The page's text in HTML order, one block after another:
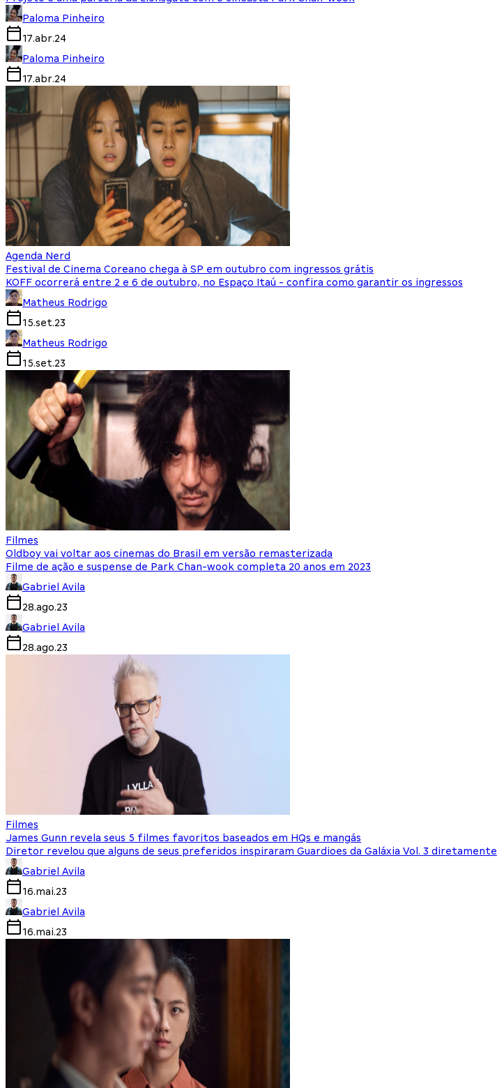
Paloma Pinheiro
17.abr.24
Paloma Pinheiro
17.abr.24
Agenda Nerd
Festival de Cinema Coreano chega à SP em outubro com ingressos grátis
KOFF ocorrerá entre 2 e 6 de outubro, no Espaço Itaú - confira como garantir os ingressos
Matheus Rodrigo
15.set.23
Matheus Rodrigo
15.set.23
Filmes
Oldboy vai voltar aos cinemas do Brasil em versão remasterizada
Filme de ação e suspense de Park Chan-wook completa 20 anos em 2023
Gabriel Avila
28.ago.23
Gabriel Avila
28.ago.23
Filmes
James Gunn revela seus 5 filmes favoritos baseados em HQs e mangás
Diretor revelou que alguns de seus preferidos inspiraram Guardioes da Galáxia Vol. 3 diretamente
Gabriel Avila
16.mai.23
Gabriel Avila
16.mai.23